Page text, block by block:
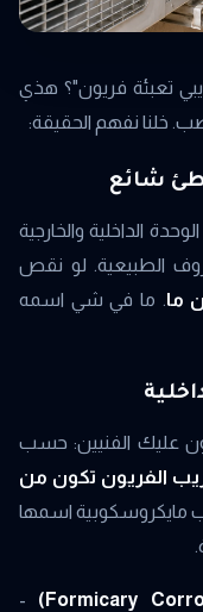
تعبئة فريون"؟ هذي
خلنا نفهم الحقيقة:
شائع
الداخلية والخارجية
الطبيعية. لو نقص
ما. ما في شي اسمه
عليك الفنيين: حسب
الفريون تكون من
مايكروسكوبية اسمها
-